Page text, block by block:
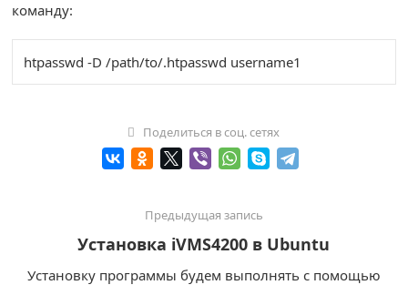
команду:
htpasswd -D /path/to/.htpasswd username1
Поделиться в соц. сетях
Предыдущая запись
Установка iVMS4200 в Ubuntu
Установку программы будем выполнять с помощью